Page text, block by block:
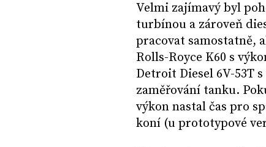
Velmi zajímavý byl
turbínou a zároveň
pracovat samostatně,
Rolls-Royce K60 s
Detroit Diesel 6V-53T
zaměřování tanku.
výkon nastal čas pro
koní (u prototypové